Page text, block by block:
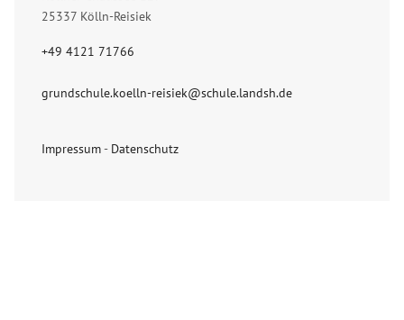
25337 Kölln-Reisiek
+49 4121 71766
grundschule.koelln-reisiek@schule.landsh.de
Impressum- Datenschutz